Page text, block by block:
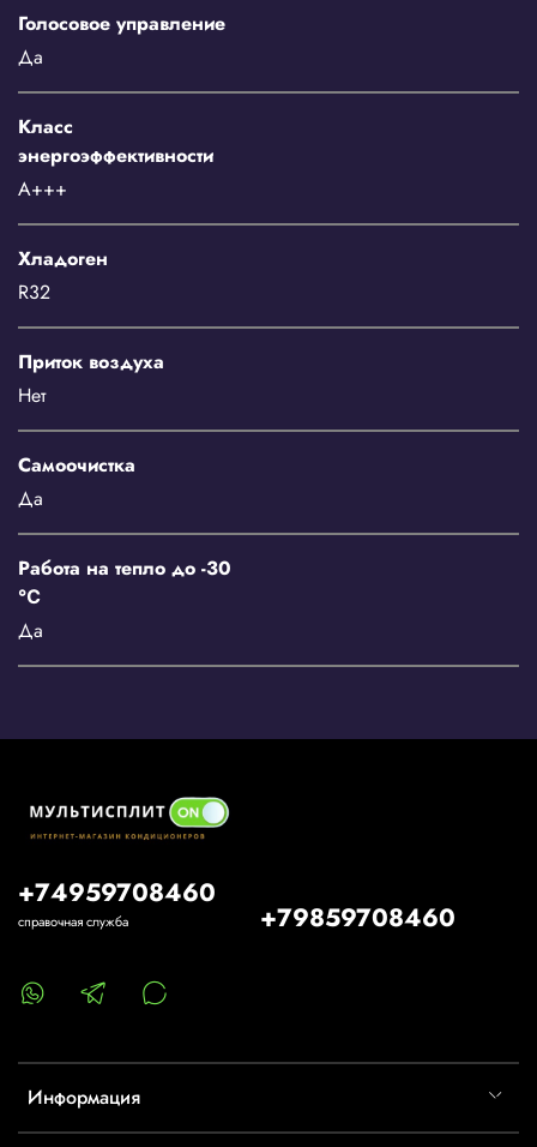
Голосовое управление
Да
Класс
энергоэффективности
A+++
Хладоген
R32
Приток воздуха
Нет
Самоочистка
Да
Работа на тепло до -30
℃
Да
Информация
+74959708460
справочная служба +79859708460